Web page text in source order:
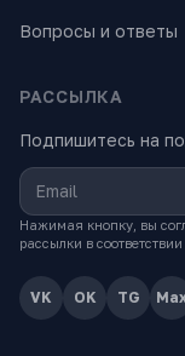
Вопросы и ответы
РАССЫЛКА
Подпишитесь на
Нажимая кнопку, вы
рассылки в соответствии
VK OK TG